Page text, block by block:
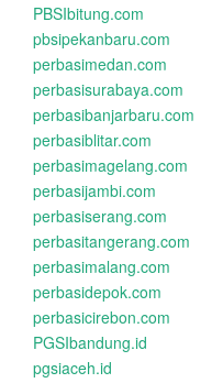
PBSIbitung.com
pbsipekanbaru.com
perbasimedan.com
perbasisurabaya.com
perbasibanjarbaru.com
perbasiblitar.com
perbasimagelang.com
perbasijambi.com
perbasiserang.com
perbasitangerang.com
perbasimalang.com
perbasidepok.com
perbasicirebon.com
PGSIbandung.id
pgsiaceh.id